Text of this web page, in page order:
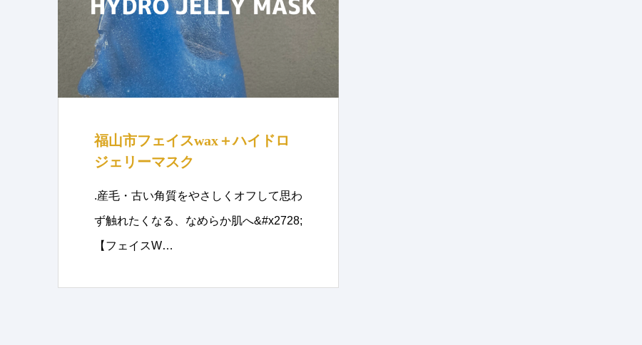
福山市フェイスwax＋ハイドロ
ジェリーマスク
.産毛・古い角質をやさしくオフして思わ
ず触れたくなる、なめらか肌へ&#x2728;
【フェイスW…